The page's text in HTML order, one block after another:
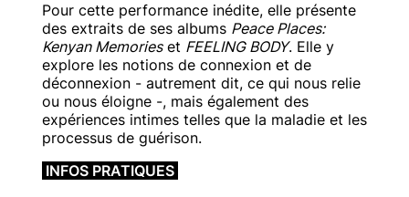
Pour cette performance inédite, elle présente
des extraits de ses albums Peace Places:
Kenyan Memorieset FEELING BODY. Elle y
explore les notions de connexion et de
déconnexion - autrement dit, ce qui nous relie
ou nous éloigne -, mais également des
expériences intimes telles que la maladie et les
processus de guérison.
INFOS PRATIQUES